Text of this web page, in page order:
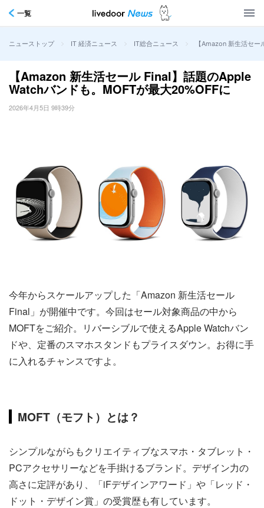
一覧
ニューストップ > IT 経済ニュース > IT総合ニュース > 【Amazon 新生活セ
【Amazon 新生活セール Final】話題のApple
Watchバンドも。MOFTが最大20%OFFに
2026年4月5日 9時39分
今年からスケールアップした「Amazon 新生活セール
Final」が開催中です。今回はセール対象商品の中から
MOFTをご紹介。リバーシブルで使えるApple Watchバン
ドや、定番のスマホスタンドもプライスダウン。お得に手
に入れるチャンスですよ。
MOFT（モフト）とは？
シンプルながらもクリエイティブなスマホ・タブレット・
PCアクセサリーなどを手掛けるブランド。デザイン力の
高さに定評があり、「iFデザインアワード」や「レッド・
ドット・デザイン賞」の受賞歴も有しています。